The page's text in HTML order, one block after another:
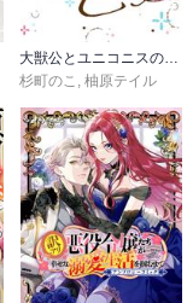
大獣公とユニコニスの乙女
杉町のこ , 柚原テイル